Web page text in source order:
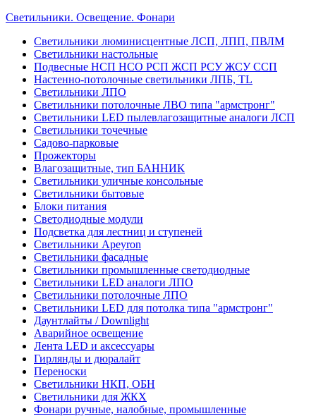
Светильники. Освещение. Фонари
Светильники люминисцентные ЛСП, ЛПП, ПВЛМ
Светильники настольные
Подвесные НСП НСО РСП ЖСП РСУ ЖСУ ССП
Настенно-потолочные светильники ЛПБ, TL
Светильники ЛПО
Светильники потолочные ЛВО типа "армстронг"
Светильники LED пылевлагозащитные аналоги ЛСП
Светильники точечные
Садово-парковые
Прожекторы
Влагозащитные, тип БАННИК
Светильники уличные консольные
Светильники бытовые
Блоки питания
Светодиодные модули
Подсветка для лестниц и ступеней
Светильники Apeyron
Светильники фасадные
Светильники промышленные светодиодные
Светильники LED аналоги ЛПО
Светильники потолочные ЛПО
Светильники LED для потолка типа "армстронг"
Даунтлайты / Downlight
Аварийное освещение
Лента LED и аксессуары
Гирлянды и дюралайт
Переноски
Светильники НКП, ОБН
Светильники для ЖКХ
Фонари ручные, налобные, промышленные